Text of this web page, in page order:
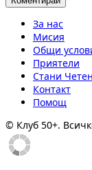
За нас
Мисия
Общи
Приятели
Стани
Контакт
Помощ
© Клуб 50+.